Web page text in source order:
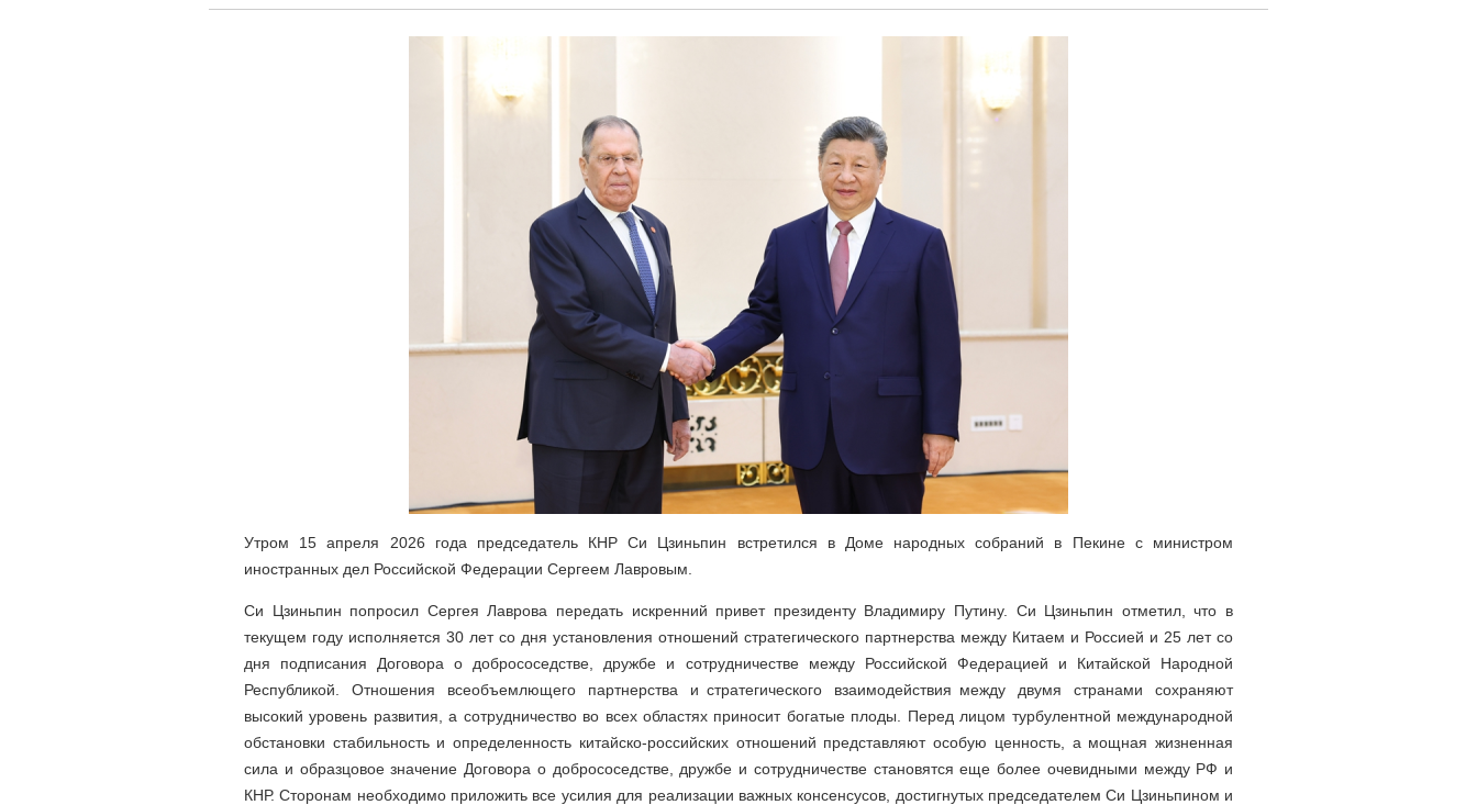
Утром 15 апреля 2026 года председатель КНР Си Цзиньпин встретился в Доме народных собраний в Пекине с министром
иностранных дел Российской Федерации Сергеем Лавровым.
Си Цзиньпин попросил Сергея Лаврова передать искренний привет президенту Владимиру Путину. Си Цзиньпин отметил, что в
текущем году исполняется 30 лет со дня установления отношений стратегического партнерства между Китаем и Россией и 25 лет со
дня подписания Договора о добрососедстве, дружбе и сотрудничестве между Российской Федерацией и Китайской Народной
Республикой. Отношения всеобъемлющего партнерства и стратегического взаимодействия между двумя странами сохраняют
высокий уровень развития, а сотрудничество во всех областях приносит богатые плоды. Перед лицом турбулентной международной
обстановки стабильность и определенность китайско-российских отношений представляют особую ценность, а мощная жизненная
сила и образцовое значение Договора о добрососедстве, дружбе и сотрудничестве становятся еще более очевидными между РФ и
КНР. Сторонам необходимо приложить все усилия для реализации важных консенсусов, достигнутых председателем Си Цзиньпином и